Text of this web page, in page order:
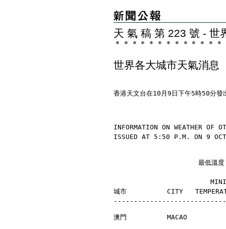
天 氣 稿 第 223 號 - 世
＊ ＊ ＊ ＊ ＊ ＊ ＊ ＊ ＊ ＊ ＊ ＊ ＊
世界各大城市天氣消息
香港天文台在10月9日下午5時50分發
INFORMATION ON WEATHER OF
ISSUED AT 5:50 P.M. ON 9
最低溫度
城市          CITY
澳門          MACAO